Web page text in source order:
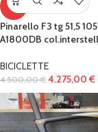
-5%
Pinarello F3 tg 51,5
A1800DB
BICICLETTE
4.500,00€ 4.275,00 €